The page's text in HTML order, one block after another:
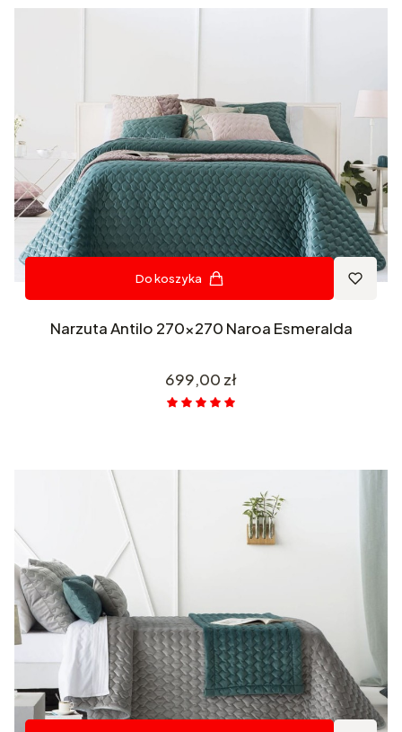
Do koszyka
Narzuta Antilo 270x270 Naroa Esmeralda
Cena
699,00 zł